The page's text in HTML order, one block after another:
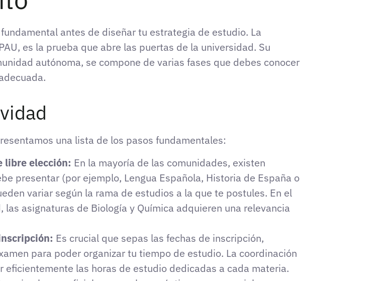
antes de diseñar tu estrategia de estudio. La
es la prueba que abre las puertas de la universidad. Su
autónoma, se compone de varias fases que debes conocer
una lista de los pasos fundamentales:
libre elección: En la mayoría de las comunidades, existen
presentar (por ejemplo, Lengua Española, Historia de España o
variar según la rama de estudios a la que te postules. En el
asignaturas de Biología y Química adquieren una relevancia
Es crucial que sepas las fechas de inscripción,
para poder organizar tu tiempo de estudio. La coordinación
las horas de estudio dedicadas a cada materia.